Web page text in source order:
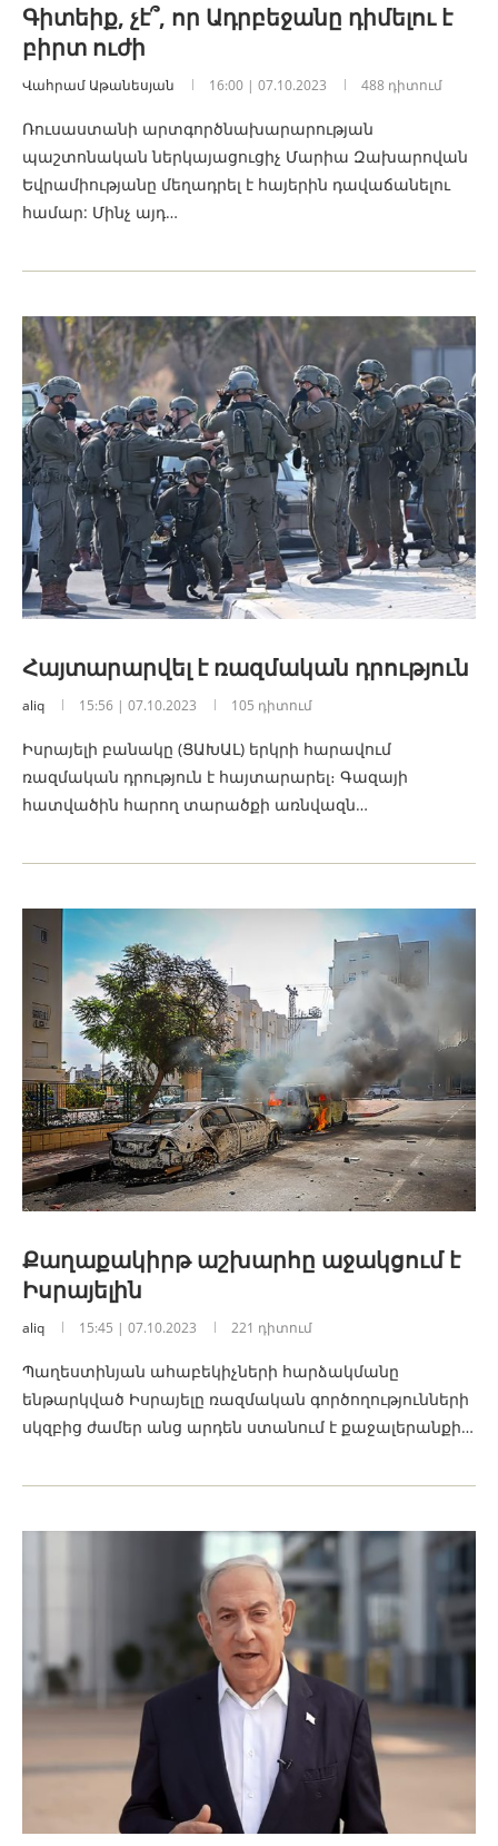
Գիտեիք, չէ՞, որ Ադրբեջանը դիմելու է
բիրտ ուժի
Վահրամ Աթանեսյան 16:00 | 07.10.2023 488 դիտում
Ռուսաստանի արտգործնախարարության
պաշտոնական ներկայացուցիչ Մարիա Զախարովան
Եվրամիությանը մեղադրել է հայերին դավաճանելու
համար: Մինչ այդ…
Հայտարարվել է ռազմական դրություն
aliq 15:56 | 07.10.2023 105 դիտում
Իսրայելի բանակը (ՑԱԽԱԼ) երկրի հարավում
ռազմական դրություն է հայտարարել։ Գազայի
հատվածին հարող տարածքի առնվազն…
Քաղաքակիրթ աշխարհը աջակցում է
Իսրայելին
aliq 15:45 | 07.10.2023 221 դիտում
Պաղեստինյան ահաբեկիչների հարձակմանը
ենթարկված Իսրայելը ռազմական գործողությունների
սկզբից ժամեր անց արդեն ստանում է քաջալերանքի…